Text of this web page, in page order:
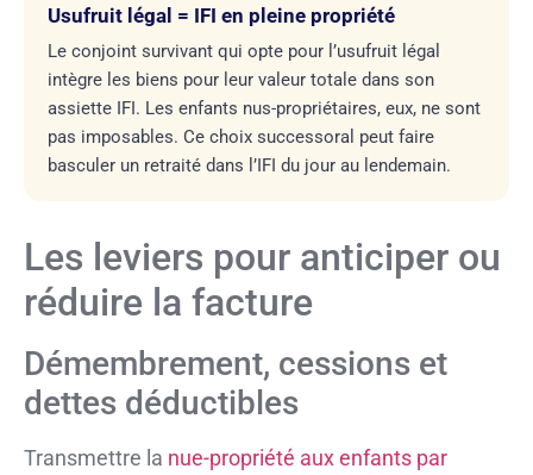
Usufruit légal = IFI en pleine propriété
Le conjoint survivant qui opte pour l’usufruit légal
intègre les biens pour leur valeur totale dans son
assiette IFI. Les enfants nus-propriétaires, eux, ne sont
pas imposables. Ce choix successoral peut faire
basculer un retraité dans l’IFI du jour au lendemain.
Les leviers pour anticiper ou
réduire la facture
Démembrement, cessions et
dettes déductibles
Transmettre la nue-propriété aux enfants par